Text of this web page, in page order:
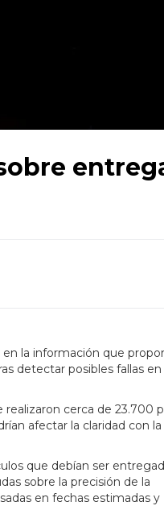
la información que
detectar posibles fallas en
cerca de 23.700
afectar la claridad con
que debían ser
sobre la precisión de la
en fechas estimadas y